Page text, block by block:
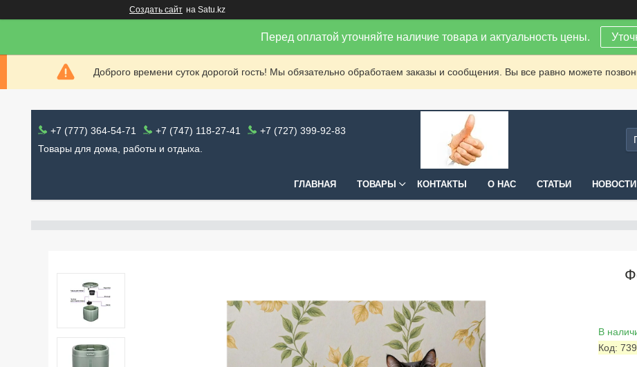
Создать сайт на Satu.kz
Перед оплатой уточняйте наличие товара и актуальность цены.
Доброго времени суток дорогой гость! Мы обязательно обработаем заказы и сообщения. Вы все равно можете
+7 (777) 364-54-71 +7 (747) 118-27-41
+7 (727) 399-92-83
Товары для дома, работы и отдыха.
ГЛАВНАЯ ТОВАРЫ КОНТАКТЫ О НАС СТАТЬИ НОВОСТИ
В
Код: